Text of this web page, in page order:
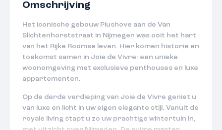
Omschrijving
Het iconische gebouw Piushove aan de Van
Slichtenhorststraat in Nijmegen was ooit het hart
van het Rijke Roomse leven. Hier komen historie en
toekomst samen in Joie de Vivre: een unieke
woonomgeving met exclusieve penthouses en luxe
appartementen.
Op de derde verdieping van Joie de Vivre geniet u
van luxe en licht in uw eigen elegante stijl. Vanuit de
royale living stapt u zo uw prachtige wintertuin in,